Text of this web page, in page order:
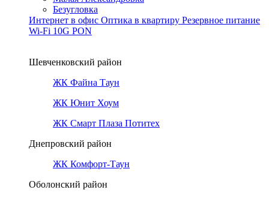
Безугловка
Интернет в офис Оптика в квартиру Резервное питание
Wi-Fi 10G PON
Шевченковский район
ЖК Файна Таун
ЖК Юнит Хоум
ЖК Смарт Плаза Потитех
Днепровский район
ЖК Комфорт-Таун
Оболонский район